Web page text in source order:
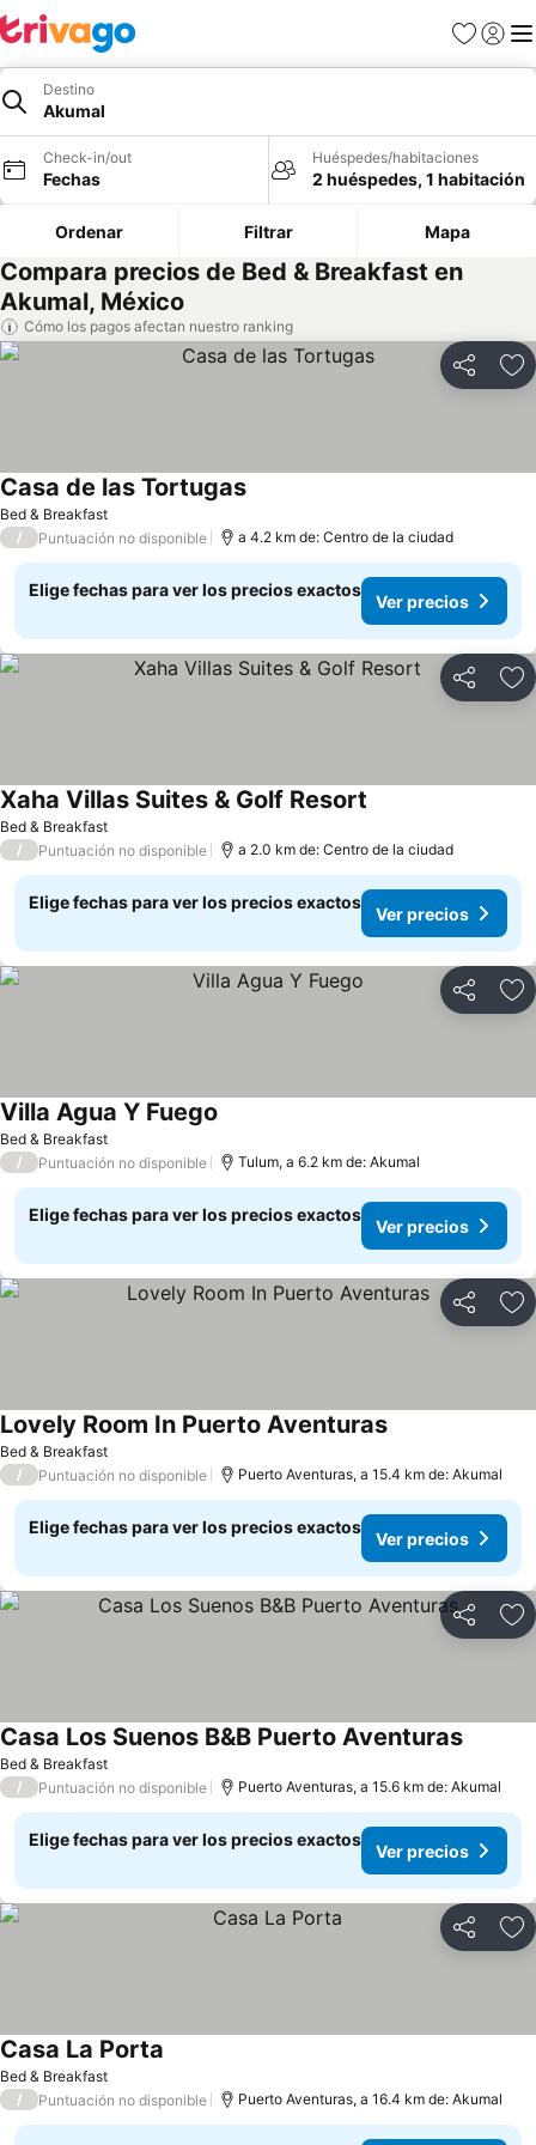
Favoritos
Iniciar
Destino
Akumal
Check-in/out
Fechas
Huéspedes/habitaciones
2 huéspedes, 1 habitación
Ordenar Filtrar Mapa
Compara precios de Bed & Breakfast en
Akumal, México
Cómo los pagos afectan nuestro ranking
Compartir
Bed & Breakfast
Casa de las TortugasVer precios
/ Puntuación no disponible a 4.2 km de: Centro de la ciudad
Elige fechas para ver los precios exactos
Ver precios
Compartir
Bed & Breakfast
Xaha Villas Suites & Golf Resort
/ Puntuación no disponible a 2.0 km de: Centro de la ciudad
Elige fechas para ver los precios exactos
Ver precios
Compartir
Bed & Breakfast
Villa Agua Y Fuego
/ Puntuación no disponible Tulum, a 6.2 km de: Akumal
Elige fechas para ver los precios exactos
Ver precios
Compartir
Bed & Breakfast
Lovely Room In Puerto AventurasVer precios
/ Puntuación no disponible Puerto Aventuras, a 15.4 km de: Akumal
Elige fechas para ver los precios exactos
Ver precios
Compartir
Bed & Breakfast
Casa Los Suenos B&B Puerto AventurasVer
/ Puntuación no disponible Puerto Aventuras, a 15.6 km de: Akumal
Elige fechas para ver los precios exactos
Ver precios
Compartir
Bed & Breakfast
Casa La Porta
/ Puntuación no disponible Puerto Aventuras, a 16.4 km de: Akumal